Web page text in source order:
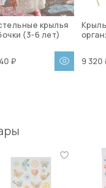
крылья
(3-6 лет)
₽ 9 320